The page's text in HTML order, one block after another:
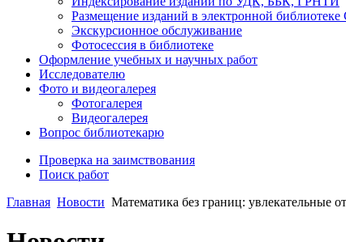
Размещение изданий в электронной
Экскурсионное обслуживание
Фотосессия в библиотеке
Оформление учебных и научных работ
Исследователю
Фото и видеогалерея
Фотогалерея
Видеогалерея
Вопрос библиотекарю
Проверка на заимствования
Поиск работ
Главная Новости Математика без границ: увлекательные